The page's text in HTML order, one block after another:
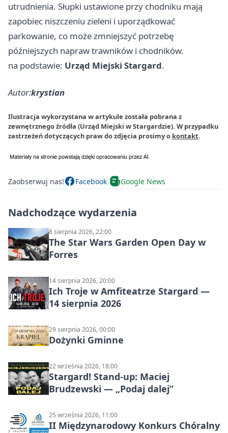
utrudnienia. Słupki ustawione przy chodniku mają
zapobiec niszczeniu zieleni i uporządkować
parkowanie, co może zmniejszyć potrzebę
późniejszych napraw trawników i chodników.
na podstawie: Urząd Miejski Stargard.
Autor:krystian
Ilustracja wykorzystana w artykule została pobrana z
zewnętrznego źródła (Urząd Miejski w Stargardzie). W przypadku
zastrzeżeń dotyczących praw do zdjęcia prosimy o kontakt.
Zaobserwuj nas! Facebook Google News
Nadchodzące wydarzenia
8 sierpnia 2026, 22:00
The Star Wars Garden Open Day w
Forres
14 sierpnia 2026, 20:00
Ich Troje w Amfiteatrze Stargard —
14 sierpnia 2026
29 sierpnia 2026, 00:00
Dożynki Gminne
22 września 2026, 18:00
Stargard! Stand-up: Maciej
Brudzewski — „Podaj dalej”
25 września 2026, 11:00
II Międzynarodowy Konkurs Chóralny